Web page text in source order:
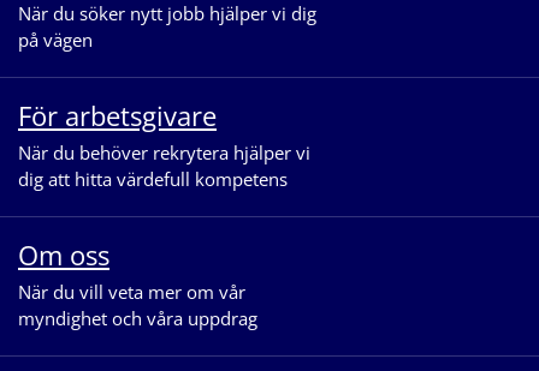
När du söker nytt jobb hjälper vi dig
på vägen
För arbetsgivare
När du behöver rekrytera hjälper vi
dig att hitta värdefull kompetens
Om oss
När du vill veta mer om vår
myndighet och våra uppdrag